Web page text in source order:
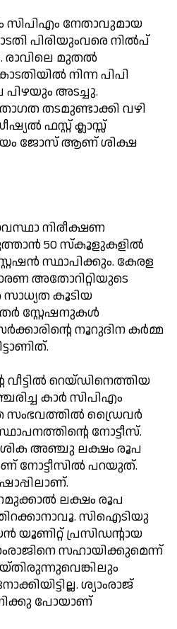
നേതാവുമായ
പിരിയുംവരെ നില്‍പ്
രാവിലെ മുതല്‍
നിന്ന പിപി
പിഴയും അടച്ചു.
തടമുണ്ടാക്കി വഴി
ഫസ്റ്റ് ക്ലാസ്സ്
മറിയം ജോസ് ആണ് ശിക്ഷ
നിരീക്ഷണ
50 സ്‌കൂളുകളില്‍
സ്ഥാപിക്കും. കേരള
അതോറിറ്റിയുടെ
കൂടിയ
സ്റ്റേഷനുകള്‍
നൂറുദിന കര്‍മ്മ
വീട്ടില്‍ റെയ്ഡിനെത്തിയ
കാര്‍ സിപിഎം
സംഭവത്തില്‍ ഡ്രൈവര്‍
നോട്ടീസ്.
അഞ്ചു ലക്ഷം രൂപ
നോട്ടീസില്‍ പറയുത്.
ലക്ഷം രൂപ
സിഐടിയു
യൂണിറ്റ് പ്രസിഡന്റായ
സഹായിക്കുമെന്ന്
ശ്യാംരാജ്
പോയാണ്